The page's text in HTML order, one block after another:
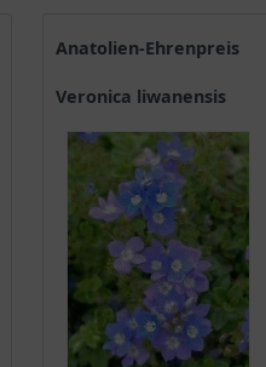
Anatolien-Ehrenpreis
Veronica liwanensis